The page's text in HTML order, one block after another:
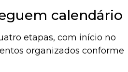
calendário
etapas, com início no
organizados conforme